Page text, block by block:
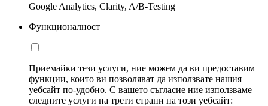
Google Analytics, Clarity, A/B-Testing
Функционалност
Приемайки тези услуги, ние можем да ви предоставим
функции, които ви позволяват да използвате нашия
уебсайт по-удобно. С вашето съгласие ние използваме
следните услуги на трети страни на този уебсайт: